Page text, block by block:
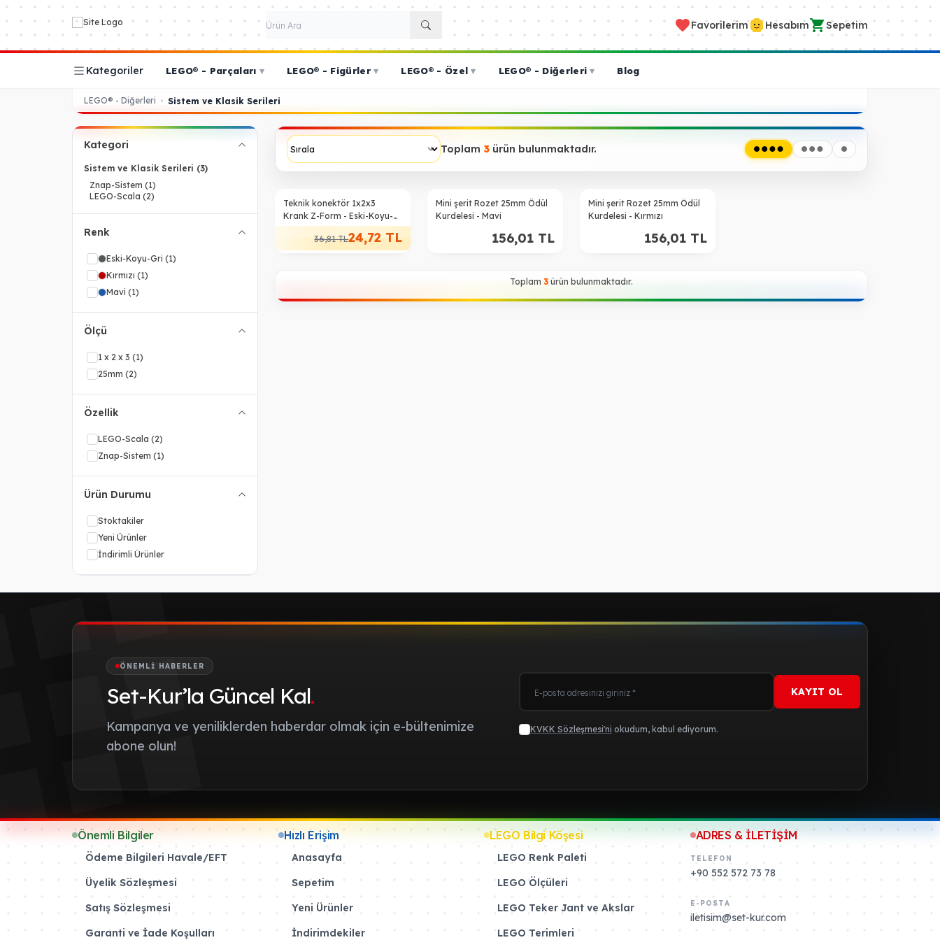
Favorilerim Hesabım Sepetim
Kategoriler LEGO® - Parçaları ▾ LEGO® - Figürler ▾ LEGO® - Özel ▾ LEGO® - Diğerleri ▾ Blog
LEGO® - Diğerleri • Sistem ve Klasik Serileri
Kategori
Sistem ve Klasik Serileri (3)
Znap-Sistem (1)
LEGO-Scala (2)
Renk
Eski-Koyu-Gri (1)
Kırmızı (1)
Mavi (1)
Ölçü
1 x 2 x 3 (1)
25mm (2)
Özellik
LEGO-Scala (2)
Znap-Sistem (1)
Ürün Durumu
Stoktakiler
Yeni Ürünler
İndirimli Ürünler
Toplam 3 ürün bulunmaktadır.
%33
Teknik konektör 1x2x3
Krank Z-Form - Eski-Koyu-
Gri
36,81TL24,72 TL
Mini şerit Rozet 25mm Ödül
Kurdelesi - Mavi
156,01 TL
Mini şerit Rozet 25mm Ödül
Kurdelesi - Kırmızı
156,01 TL
Toplam3 ürün bulunmaktadır.
ÖNEMLI HABERLER
Set-Kur’la Güncel Kal.
Kampanya ve yeniliklerden haberdar olmak için e-bültenimize
abone olun!
KAYIT OL
KVKK Sözleşmesi'ni okudum, kabul ediyorum.
Önemli Bilgiler
Ödeme Bilgileri Havale/EFT
Üyelik Sözleşmesi
Satış Sözleşmesi
Garanti ve İade Koşulları
Hızlı Erişim
Anasayfa
Sepetim
Yeni Ürünler
İndirimdekiler
LEGO Bilgi Köşesi
LEGO Renk Paleti
LEGO Ölçüleri
LEGO Teker Jant ve Akslar
LEGO Terimleri
ADRES & İLETİŞİM
TELEFON
+90 552 572 73 78
E-POSTA
iletisim@set-kur.com